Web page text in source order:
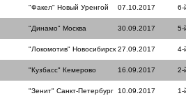
"Факел" Новый Уренгой 07.10.2017 6-
"Динамо" Москва 30.09.2017 5-
"Локомотив" Новосибирск 27.09.2017 4-
"Кузбасс" Кемерово 16.09.2017 2-
"Зенит" Санкт-Петербург 10.09.2017 1-